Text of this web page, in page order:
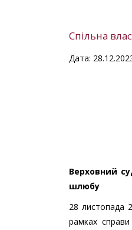
Спільна
Дата:
Верховний
шлюбу
28 листопада
рамках